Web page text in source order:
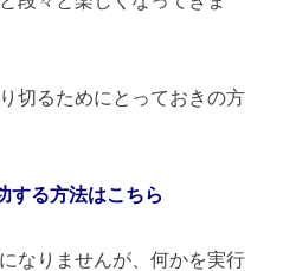
切るためにとっておきの方
する方法はこちら
なりませんが、何かを実行